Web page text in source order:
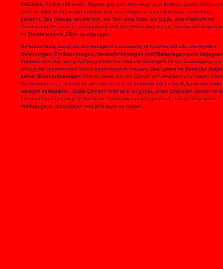
Industrie. Positiv hält durch, Negativ gibt auf. Aktiv neigt zum Agieren, passiv schaut
eher zu. Vital ist Sport und definiert sich über Körper zu einer Substanz, auch Kern
genannt. Das Resulat: ein Mensch, ein Tool, eine Rolle, ein Stück, eine Plattform mit
Zuschauern. Es braucht anscheinend also den Glanz und Schein, weil wir sonst nicht
im Stande sind die Bilder zu erzeugen.
Selbstachtung hängt mit der Fähigkeit zusammen, den vermeintlich eintretenden
Belastungen, Enttäuschungen, Herausforderungen und Niederlagen auch
können. Wer also wenig Achtung davor hat, wird die Strategien für die Bewältigung
Alltags mit unerwartetem Stress gegenkoppeln müssen. Das Leben im Bann der
seiner Einschränkungen führt zu dieser Art von Schutz von kreativen und vitalen
Die Randordnung verschiebt sich also in eine art »obwohl ich es weiß, kann ich nicht
wirklich verändern«.
Diese Einbahn führt aber zu genau jenen Einbußen, denen wir
Lizenznehmer unterliegen. Bis heute haben wir es nicht geschafft, tatsächlich eigene
Werkzeuge zu produzieren und jene auch zu nutzen.